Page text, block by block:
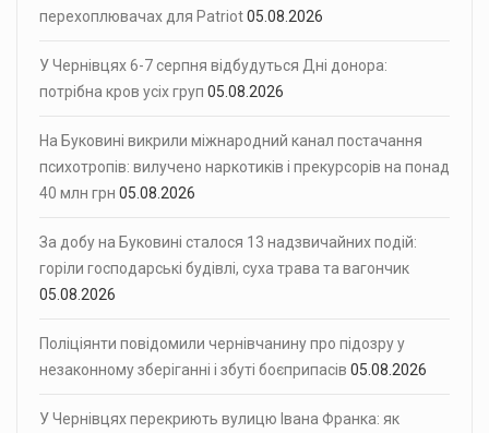
перехоплювачах для Patriot05.08.2026
У Чернівцях 6-7 серпня відбудуться Дні донора:
потрібна кров усіх груп 05.08.2026
На Буковині викрили міжнародний канал постачання
психотропів: вилучено наркотиків і прекурсорів на понад
40 млн грн 05.08.2026
За добу на Буковині сталося 13 надзвичайних подій:
горіли господарські будівлі, суха трава та вагончик
05.08.2026
Поліціянти повідомили чернівчанину про підозру у
незаконному зберіганні і збуті боєприпасів 05.08.2026
У Чернівцях перекриють вулицю Івана Франка: як